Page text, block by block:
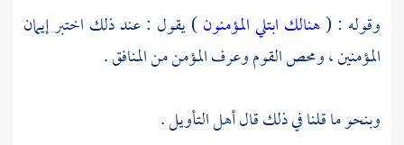
وقوله : (هنالك ابتلي المؤمنون) يقول : عند ذلك اختبر إيمان
المؤمنين ، ومحص القوم وعرف المؤمن من المنافق .
وبنحو ما قلنا في ذلك قال أهل التأويل .